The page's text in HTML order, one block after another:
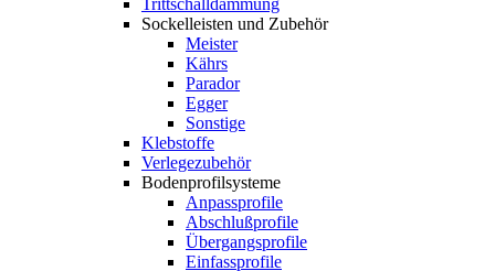
Trittschalldämmung
Sockelleisten und Zubehör
Meister
Kährs
Parador
Egger
Sonstige
Klebstoffe
Verlegezubehör
Bodenprofilsysteme
Anpassprofile
Abschlußprofile
Übergangsprofile
Einfassprofile